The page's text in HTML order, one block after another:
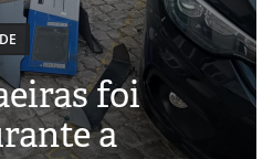
foi
a